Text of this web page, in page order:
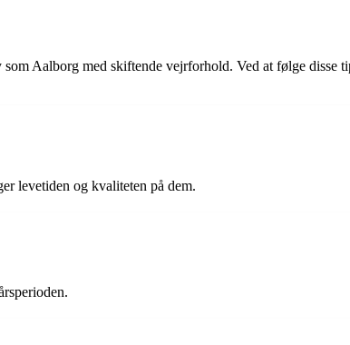
Aalborg med skiftende vejrforhold. Ved at følge
levetiden og kvaliteten på dem.